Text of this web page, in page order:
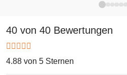
auch in ein anderes Geschenk integrieren. Probier selber aus,
wie sie am Besten wirkt!
40 von 40 Bewertungen
4.88 von 5 Sternen